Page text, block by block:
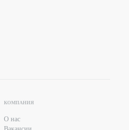
КОМПАНИЯ
О нас